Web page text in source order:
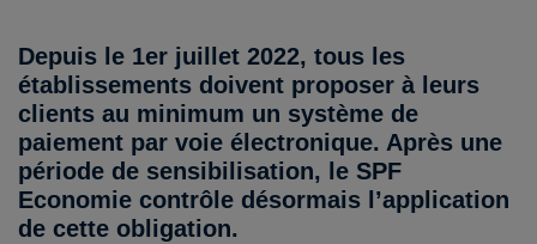
Depuis le 1er juillet 2022, tous les
établissements doivent proposer à leurs
clients au minimum un système de
paiement par voie électronique. Après une
période de sensibilisation, le SPF
Economie contrôle désormais l’application
de cette obligation.